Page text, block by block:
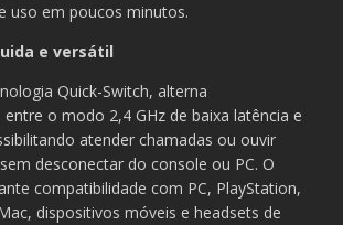
uso em poucos minutos.
e versátil
Quick-Switch, alterna
o modo 2,4 GHz de baixa latência e
atender chamadas ou ouvir
desconectar do console ou PC. O
compatibilidade com PC, PlayStation,
dispositivos móveis e headsets de